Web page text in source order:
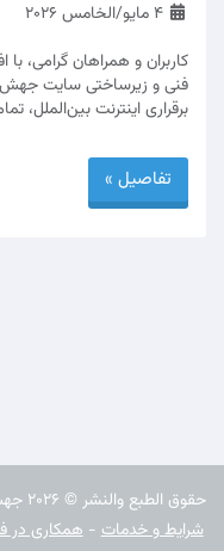
4 مايو/الخامس 2026
کاربران و همراهان گرامی،
فنی و زیرساختی سایت
برقراری اینترنت
تفاصيل »
حقوق الطبع والنشر © 2026 جهش فا. جميع الحقوق محفوظة.
شرایط و خدمات -همکاری در